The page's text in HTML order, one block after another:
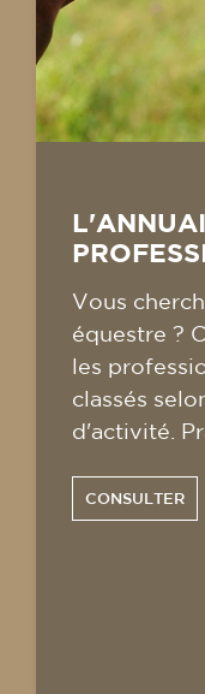
Vous
équestre ?
les
classés
d'activité.
CONSULTER